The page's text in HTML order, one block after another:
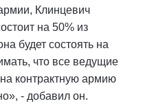
Клинцевич
на 50% из
будет состоять на
что все ведущие
контрактную армию
- добавил он.